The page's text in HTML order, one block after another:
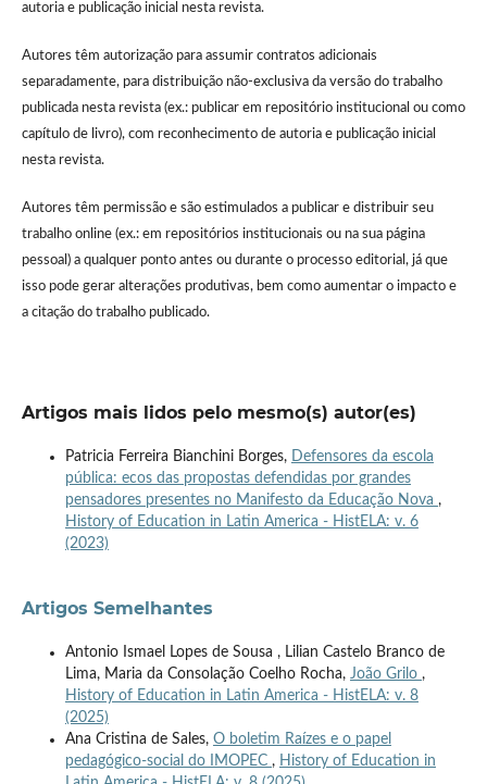
autoria e publicação inicial nesta revista.
Autores têm autorização para assumir contratos adicionais
separadamente, para distribuição não-exclusiva da versão do trabalho
publicada nesta revista (ex.: publicar em repositório institucional ou como
capítulo de livro), com reconhecimento de autoria e publicação inicial
nesta revista.
Autores têm permissão e são estimulados a publicar e distribuir seu
trabalho online (ex.: em repositórios institucionais ou na sua página
pessoal) a qualquer ponto antes ou durante o processo editorial, já que
isso pode gerar alterações produtivas, bem como aumentar o impacto e
a citação do trabalho publicado.
Artigos mais lidos pelo mesmo(s) autor(es)
Patricia Ferreira Bianchini Borges, Defensores da escola
pública: ecos das propostas defendidas por grandes
pensadores presentes no Manifesto da Educação Nova ,
History of Education in Latin America - HistELA: v. 6
(2023)
Artigos Semelhantes
Antonio Ismael Lopes de Sousa , Lilian Castelo Branco de
Lima, Maria da Consolação Coelho Rocha, João Grilo ,
History of Education in Latin America - HistELA: v. 8
(2025)
Ana Cristina de Sales, O boletim Raízes e o papel
pedagógico-social do IMOPEC , History of Education in